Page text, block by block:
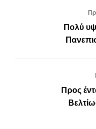
Πολύ
Προς